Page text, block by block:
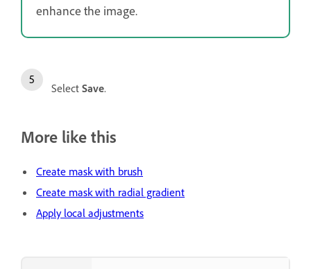
enhance the image.
Select Save.
More like this
Create mask with brush
Create mask with radial gradient
Apply local adjustments